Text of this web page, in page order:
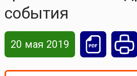
события
20 мая 2019